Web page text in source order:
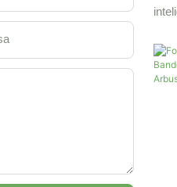
de